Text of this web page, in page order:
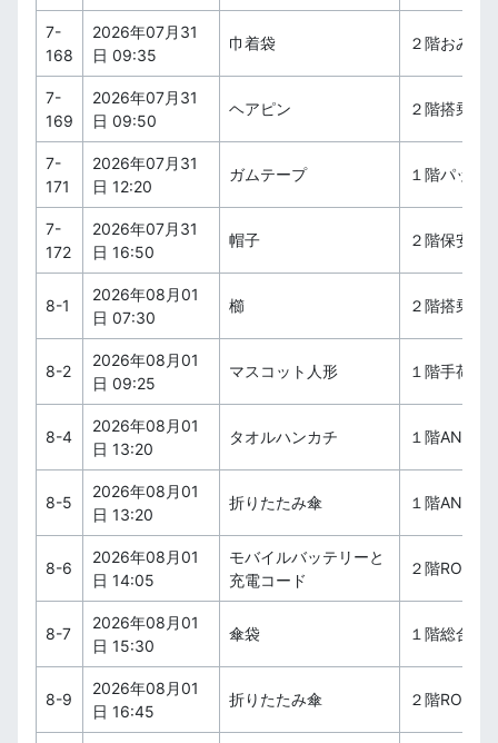
7-
168
2026年07月31
日 09:35
巾着袋 ２階おみや
7-
169
2026年07月31
日 09:50
ヘアピン ２階搭乗待
7-
171
2026年07月31
日 12:20
ガムテープ １階パッキ
7-
172
2026年07月31
日 16:50
帽子 ２階保安検
8-1
2026年08月01
日 07:30
櫛 ２階搭乗待
8-2
2026年08月01
日 09:25
マスコット人形 １階手荷物
8-4
2026年08月01
日 13:20
タオルハンカチ １階ANAカ
8-5
2026年08月01
日 13:20
折りたたみ傘 １階ANAカ
8-6
2026年08月01
日 14:05
モバイルバッテリーと
充電コード
２階
8-7
2026年08月01
日 15:30
傘袋 １階総合案
8-9
2026年08月01
日 16:45
折りたたみ傘 ２階